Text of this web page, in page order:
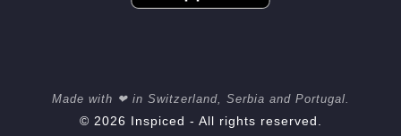
Made with ❤ in Switzerland, Serbia and Portugal.
© 2026 Inspiced - All rights reserved.